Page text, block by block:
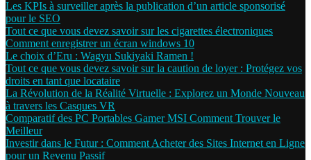
Les KPIs à surveiller après la publication d’un article sponsorisé
pour le SEO
Tout ce que vous devez savoir sur les cigarettes électroniques
Comment enregistrer un écran windows 10
Le choix d’Eru : Wagyu Sukiyaki Ramen !
Tout ce que vous devez savoir sur la caution de loyer : Protégez vos
droits en tant que locataire
La Révolution de la Réalité Virtuelle : Explorez un Monde Nouveau
à travers les Casques VR
Comparatif des PC Portables Gamer MSI Comment Trouver le
Meilleur
Investir dans le Futur : Comment Acheter des Sites Internet en Ligne
pour un Revenu Passif